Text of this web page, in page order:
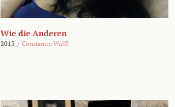
Wie die Anderen
2015 / Constantin Wulff